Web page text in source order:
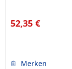
52,35 €
Merken